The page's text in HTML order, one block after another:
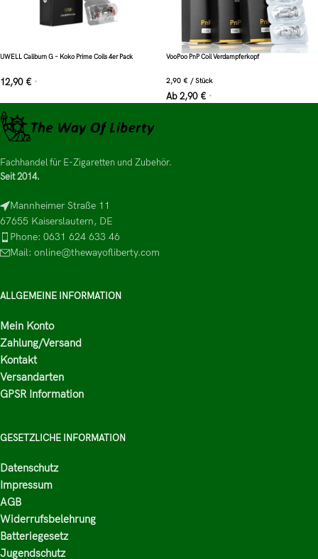
UWELL Caliburn G – Koko Prime Coils 4er Pack
12,90 € *
VooPoo PnP Coil Verdampferkopf
2,90 € /Stück
Ab2,90 € *
Fachhandel für E-Zigaretten und Zubehör.
Seit 2014.
Mannheimer Straße 11
67655 Kaiserslautern, DE
Phone: 0631 624 633 46
Mail: online@thewayofliberty.com
ALLGEMEINE INFORMATION
Mein Konto
Zahlung/Versand
Kontakt
Versandarten
GPSR Information
GESETZLICHE INFORMATION
Datenschutz
Impressum
AGB
Widerrufsbelehrung
Batteriegesetz
Jugendschutz